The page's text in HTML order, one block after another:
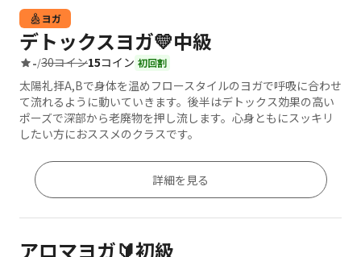
ヨガ
デトックスヨガ💛中級
-/30コイン15コイン 初回割
太陽礼拝A,Bで身体を温めフロースタイルのヨガで呼吸に合わせ
て流れるように動いていきます。後半はデトックス効果の高い
ポーズで深部から老廃物を押し流します。心身ともにスッキリ
したい方におススメのクラスです。
詳細を見る
アロマヨガ🔰初級